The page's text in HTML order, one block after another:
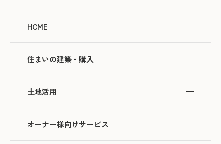
HOME
住まいの建築・購入
土地活用
オーナー様向けサービス